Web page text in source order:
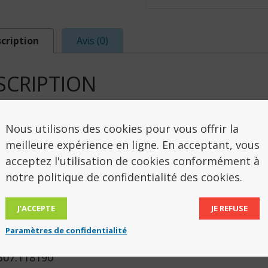
Avis (0)
de ventouses de caoutchouc adaptées à la
bouteille). La pince est également munie d’un
la poignée une fois l’objet saisi entre les
les personnes présentant une difficulté de
des objets éloignés d’eux.
90 cm.
Nous utilisons des cookies pour vous offrir la
meilleure expérience en ligne. En acceptant, vous
acceptez l'utilisation de cookies conformément à
notre politique de confidentialité des cookies.
J’ACCEPTE JE REFUSE
Paramètres de confidentialité